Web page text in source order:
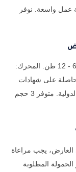
عمل واسعة. نوفر
نوفر تاور كرين بارتفاعات حتى 80 متر وحمولات 6 - 12 طن. المحرك:
حاصلة على شهادات
فحص TUV ومطابقة لمعايير السلامة السعودية والدولية. متوفر 3 حجم
يجب مراعاة
المطلوبة